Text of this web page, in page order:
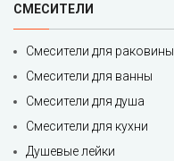
СМЕСИТЕЛИ
Смесители для раковины
Смесители для ванны
Смесители для душа
Смесители для кухни
Душевые лейки